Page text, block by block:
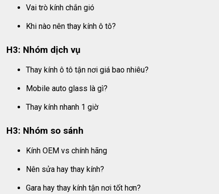
Vai trò kính chắn gió
Khi nào nên thay kính ô tô?
H3: Nhóm dịch vụ
Thay kính ô tô tận nơi giá bao nhiêu?
Mobile auto glass là gì?
Thay kính nhanh 1 giờ
H3: Nhóm so sánh
Kính OEM vs chính hãng
Nên sửa hay thay kính?
Gara hay thay kính tận nơi tốt hơn?